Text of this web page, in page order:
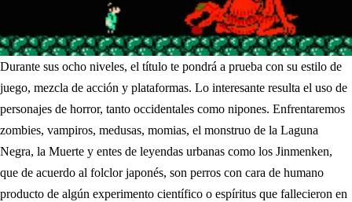
Durante sus ocho niveles, el título te pondrá a prueba con su estilo de
juego, mezcla de acción y plataformas. Lo interesante resulta el uso de
personajes de horror, tanto occidentales como nipones. Enfrentaremos
zombies, vampiros, medusas, momias, el monstruo de la Laguna
Negra, la Muerte y entes de leyendas urbanas como los Jinmenken,
que de acuerdo al folclor japonés, son perros con cara de humano
producto de algún experimento científico o espíritus que fallecieron en